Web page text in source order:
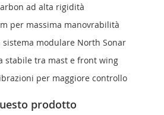
ad alta rigidità
per massima manovrabilità
modulare North Sonar
stabile tra mast e front wing
per maggiore controllo
prodotto